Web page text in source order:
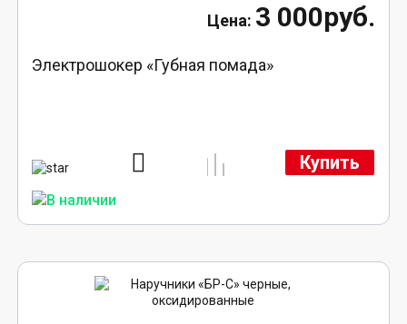
3 000руб.
Электрошокер «Губная помада»
Купить